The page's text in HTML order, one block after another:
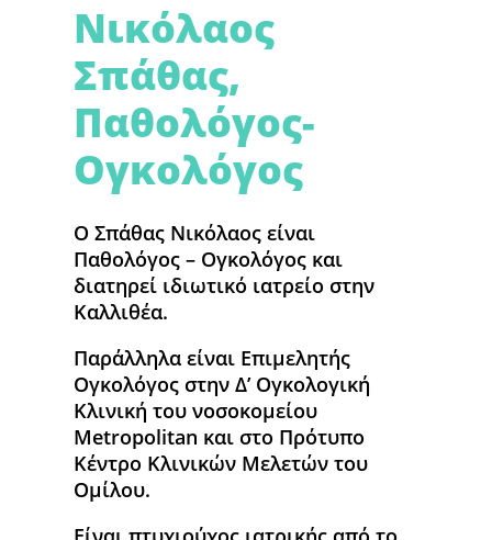
Νικόλαος
Σπάθας,
Παθολόγος-
Ογκολόγος
Ο Σπάθας Νικόλαος είναι
Παθολόγος – Ογκολόγος και
διατηρεί ιδιωτικό ιατρείο στην
Καλλιθέα.
Παράλληλα είναι Επιμελητής
Ογκολόγος στην Δ’ Ογκολογική
Κλινική του νοσοκομείου
Metropolitan και στο Πρότυπο
Κέντρο Κλινικών Μελετών του
Ομίλου.